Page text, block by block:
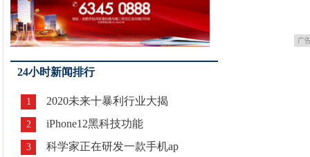
广
24小时新闻排行
1 2020未来十暴利行业大揭
2 iPhone12黑科技功能
3 科学家正在研发一款手机ap